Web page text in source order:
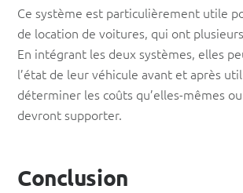
Ce système est particulièrement utile
de location de voitures, qui ont
En intégrant les deux systèmes, elles
l’état de leur véhicule avant et après
déterminer les coûts qu’elles-mêmes
devront supporter.
Conclusion